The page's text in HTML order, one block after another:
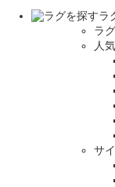
ラ
ラ
人
サ